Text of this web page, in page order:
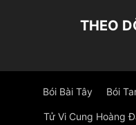
THEO
Bói Bài Tây Bói
Tử Vi Cung Hoàng